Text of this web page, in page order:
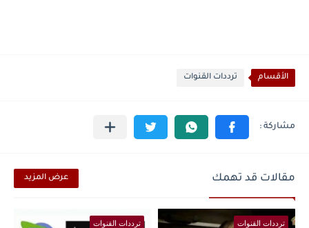
الأقسام ترددات القنوات
مقالات قد تهمك عرض المزيد
ترددات القنوات ترددات القنوات